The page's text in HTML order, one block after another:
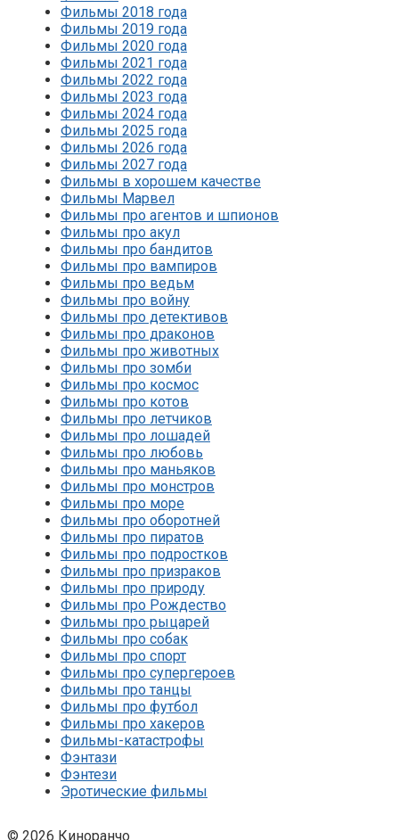
Фильмы 2018 года
Фильмы 2019 года
Фильмы 2020 года
Фильмы 2021 года
Фильмы 2022 года
Фильмы 2023 года
Фильмы 2024 года
Фильмы 2025 года
Фильмы 2026 года
Фильмы 2027 года
Фильмы в хорошем качестве
Фильмы Марвел
Фильмы про агентов и шпионов
Фильмы про акул
Фильмы про бандитов
Фильмы про вампиров
Фильмы про ведьм
Фильмы про войну
Фильмы про детективов
Фильмы про драконов
Фильмы про животных
Фильмы про зомби
Фильмы про космос
Фильмы про котов
Фильмы про летчиков
Фильмы про лошадей
Фильмы про любовь
Фильмы про маньяков
Фильмы про монстров
Фильмы про море
Фильмы про оборотней
Фильмы про пиратов
Фильмы про подростков
Фильмы про призраков
Фильмы про природу
Фильмы про Рождество
Фильмы про рыцарей
Фильмы про собак
Фильмы про спорт
Фильмы про супергероев
Фильмы про танцы
Фильмы про футбол
Фильмы про хакеров
Фильмы-катастрофы
Фэнтази
Фэнтези
Эротические фильмы
© 2026 Киноранчо